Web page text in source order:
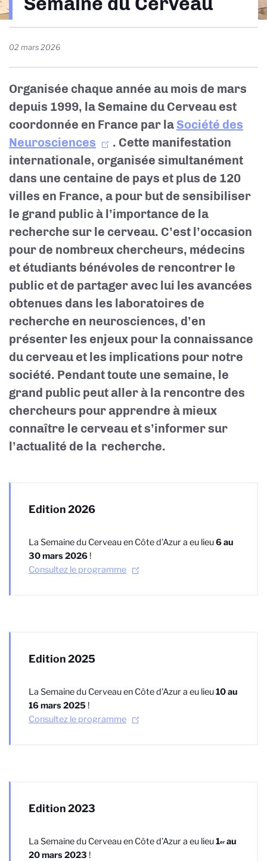
02 mars 2026
Organisée chaque année au mois de mars
depuis 1999, la Semaine du Cerveau est
coordonnée en France par laSociété des
Neurosciences
. Cette manifestation
internationale, organisée simultanément
dans une centaine de pays et plus de 120
villes en France, a pour but de sensibiliser
le grand public à l’importance de la
recherche sur le cerveau. C’est l’occasion
pour de nombreux chercheurs, médecins
et étudiants bénévoles de rencontrer le
public et de partager avec lui les avancées
obtenues dans les laboratoires de
recherche en neurosciences, d’en
présenter les enjeux pour la connaissance
du cerveau et les implications pour notre
société. Pendant toute une semaine, le
grand public peut aller à la rencontre des
chercheurs pour apprendre à mieux
connaître le cerveau et s’informer sur
l’actualité de la recherche.
Edition 2026
La Semaine du Cerveau en Côte d'Azur a eu lieu6 au
30 mars 2026 !
Consultez le programme
Edition 2025
La Semaine du Cerveau en Côte d'Azur a eu lieu10 au
16 mars 2025 !
Consultez le programme
Edition 2023
La Semaine du Cerveau en Côte d'Azur a eu lieu1erau
20 mars 2023 !